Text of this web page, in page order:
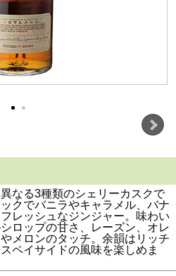
なる3種類のシェリーカスクで
クでバニラやキャラメル、バナ
レッシュなジンジャー。味わい
ロップの甘さ、レーズン、オレ
メロンのタッチ。余韻はリッチ
ペイサイドの風味を楽しめま